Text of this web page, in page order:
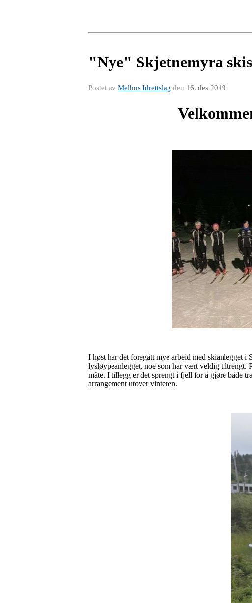
"Nye" Skjetnemyra
Postet av Melhus Idrettslag den 16. des 2019
I høst har det foregått mye arbeid med skianlegget
lysløypeanlegget, noe som har vært veldig tiltrengt.
måte. I tillegg er det sprengt i fjell for å gjøre både
arrangement utover vinteren.